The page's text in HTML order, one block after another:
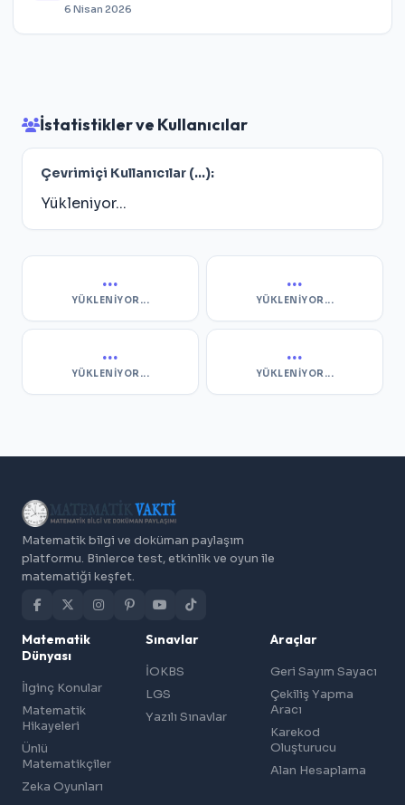
6 Nisan 2026
İstatistikler ve Kullanıcılar
Çevrimiçi Kullanıcılar (...):
Yükleniyor...
...
YÜKLENIYOR...
...
YÜKLENIYOR...
...
YÜKLENIYOR...
...
YÜKLENIYOR...
Matematik bilgi ve doküman paylaşım
platformu. Binlerce test, etkinlik ve oyun ile
matematiği keşfet.
Matematik
Dünyası
İlginç Konular
Matematik
Hikayeleri
Ünlü
Matematikçiler
Zeka Oyunları
Sınavlar
İOKBS
LGS
Yazılı Sınavlar
Araçlar
Geri Sayım Sayacı
Çekiliş Yapma
Aracı
Karekod
Oluşturucu
Alan Hesaplama